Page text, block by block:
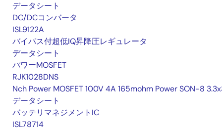
データシート
DC/DCコンバータ
ISL9122A
バイパス付超低IQ昇降圧レギュレータ
データシート
パワーMOSFET
RJK1028DNS
Nch Power MOSFET 100V 4A 165mohm Power SON-8
データシート
バッテリマネジメントIC
ISL78714